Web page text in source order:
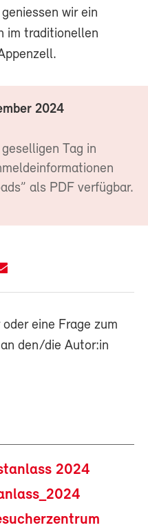
wir ein
im traditionellen
2024
Tag in
als PDF verfügbar.
eine Frage zum
den/die Autor:in
2024